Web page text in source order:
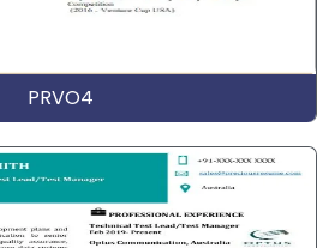
PRVO4